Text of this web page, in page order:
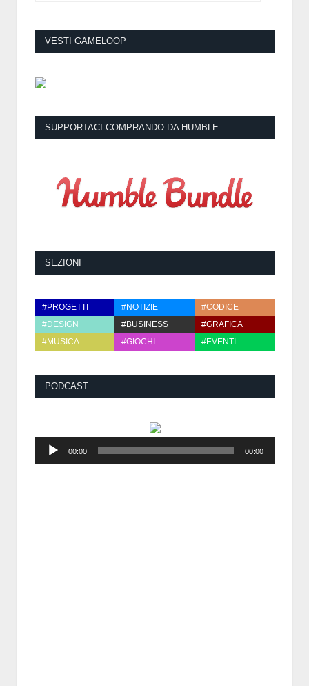
VESTI GAMELOOP
SUPPORTACI COMPRANDO DA HUMBLE
SEZIONI
#PROGETTI #NOTIZIE
#CODICE
#DESIGN
#BUSINESS
#GRAFICA
#MUSICA
#GIOCHI #EVENTI
PODCAST
Player
00:00 00:00